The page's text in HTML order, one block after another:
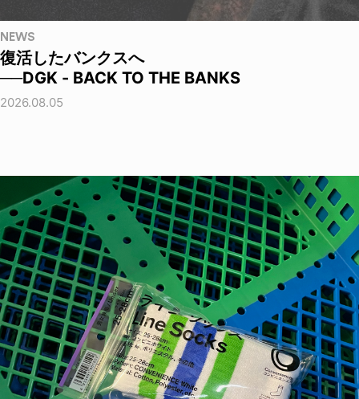
NEWS
復活したバンクスへ
──DGK - BACK TO THE BANKS
2026.08.05